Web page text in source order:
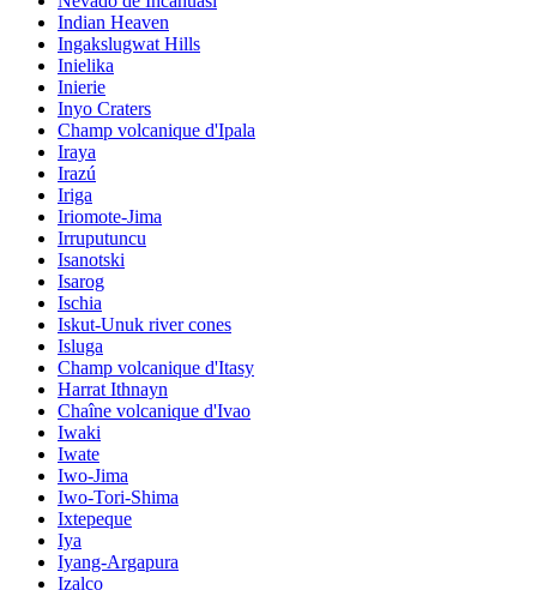
Indian Heaven
Ingakslugwat Hills
Inielika
Inierie
Inyo Craters
Champ volcanique d'Ipala
Iraya
Irazú
Iriga
Iriomote-Jima
Irruputuncu
Isanotski
Isarog
Ischia
Iskut-Unuk river cones
Isluga
Champ volcanique d'Itasy
Harrat Ithnayn
Chaîne volcanique d'Ivao
Iwaki
Iwate
Iwo-Jima
Iwo-Tori-Shima
Ixtepeque
Iya
Iyang-Argapura
Izalco